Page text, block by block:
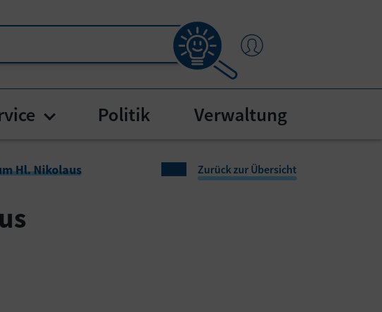
Submenu for "Bürgerservice"
Politik Verwaltung
Hl. Nikolaus Zurück zur Übersicht